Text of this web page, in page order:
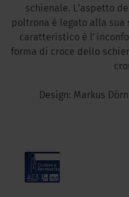
schienale. L’aspetto
poltrona è legato alla
caratteristico è
forma di croce dello
Design: Markus